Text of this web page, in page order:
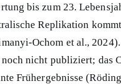
bis zum 23.
Replikation
Ochom et al.,
nicht publiziert; das
Frühergebnisse